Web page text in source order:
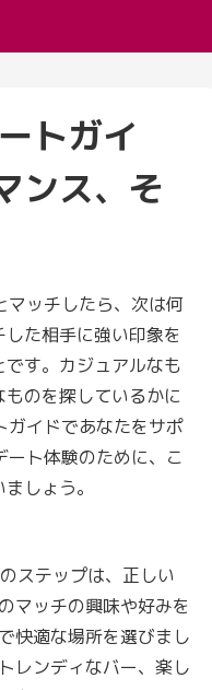
トガイ
ンス、そ
ッチしたら、次は何
た相手に強い印象を
す。カジュアルなも
のを探しているかに
イドであなたをサポ
ト体験のために、こ
しょう。
ステップは、正しい
マッチの興味や好みを
快適な場所を選びまし
レンディなバー、楽し